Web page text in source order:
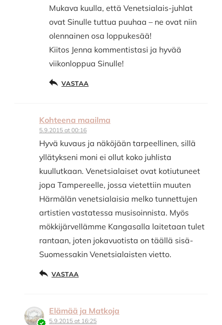
Mukava kuulla, että Venetsialais-juhlat
ovat Sinulle tuttua puuhaa – ne ovat niin
olennainen osa loppukesää!
Kiitos Jenna kommentistasi ja hyvää
viikonloppua Sinulle!
VASTAA
Kohteena maailma
5.9.2015 at 00:16
Hyvä kuvaus ja näköjään tarpeellinen, sillä
yllätykseni moni ei ollut koko juhlista
kuullutkaan. Venetsialaiset ovat kotiutuneet
jopa Tampereelle, jossa vietettiin muuten
Härmälän venetsialaisia melko tunnettujen
artistien vastatessa musisoinnista. Myös
mökkijärvellämme Kangasalla laitetaan tulet
rantaan, joten jokavuotista on täällä sisä-
Suomessakin Venetsialaisten vietto.
VASTAA
Elämää ja Matkoja
5.9.2015 at 16:25